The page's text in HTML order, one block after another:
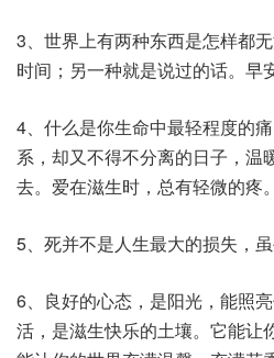
3、世界上有两种东西是怎样都
时间；另一种就是说过的话。早
4、什么是你生命中最轻程度的
系，却又不得不分离的日子，温
去。爱在滋生时，总有轻微的疼
5、死并不是人生最大的损失，
6、良好的心态，是阳光，能照
活，是滋生快乐的土壤。它能让